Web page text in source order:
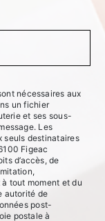
nécessaires aux
un fichier
et ses sous-
Les
seuls destinataires
Figeac
d’accès, de
tout moment et du
autorité de
post-
postale à